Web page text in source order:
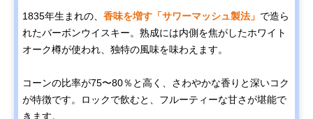
1835年生まれの、 香味を増す「サワーマッシュ製法」 で造ら
れたバーボンウイスキー。熟成には内側を焦がしたホワイト
オーク樽が使われ、独特の風味を味わえます。
コーンの比率が75〜80％と高く、さわやかな香りと深いコク
が特徴です。ロックで飲むと、フルーティーな甘さが堪能で
きます。